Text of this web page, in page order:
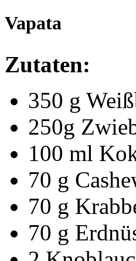
Vapata
Zutaten:
350 g
250g
100 ml
70 g
70 g
70 g